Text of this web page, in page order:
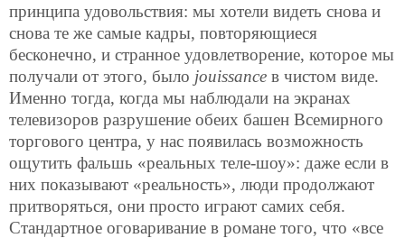
принципа удовольствия: мы хотели видеть снова и
снова те же самые кадры, повторяющиеся
бесконечно, и странное удовлетворение, которое мы
получали от этого, было jouissance в чистом виде.
Именно тогда, когда мы наблюдали на экранах
телевизоров разрушение обеих башен Всемирного
торгового центра, у нас появилась возможность
ощутить фальшь «реальных теле-шоу»: даже если в
них показывают «реальность», люди продолжают
притворяться, они просто играют самих себя.
Стандартное оговаривание в романе того, что «все